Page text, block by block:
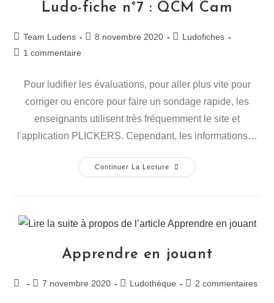
Ludo-fiche n°7 : QCM Cam
Team Ludens 8 novembre 2020
Ludofiches
1 commentaire
Pour ludifier les évaluations, pour aller plus vite pour
corriger ou encore pour faire un sondage rapide, les
enseignants utilisent très fréquemment le site et
l'application PLICKERS. Cependant, les informations…
Continuer La Lecture
Apprendre en jouant
7 novembre 2020 Ludothèque 2 commentaires